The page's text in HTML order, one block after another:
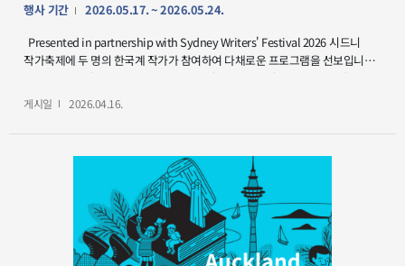
행사 기간
2026.05.17. ~ 2026.05.24.
Presented in partnership with Sydney Writers' Festival 2026 시드니
작가축제에 두 명의 한국계 작가가 참여하여 다채로운 프로그램을 선보입니다.
한밤의 시간표(The Midnight Timetable)와 저주토끼(Cursed Bunny)의
저자 정보라 작가와 Flashlight의 작가이자 한국계 미국인 소설가 수잔 최가
이번 축제에 참여합니다. ●일정: 2026년 5월 17일 - 24일 ●장소: 캐리지웍스
(Carriageworks) ●행사정보: 프로그램 일정은 각 작가별 링크(정보라, 수잔
게시일 2026.04.16.